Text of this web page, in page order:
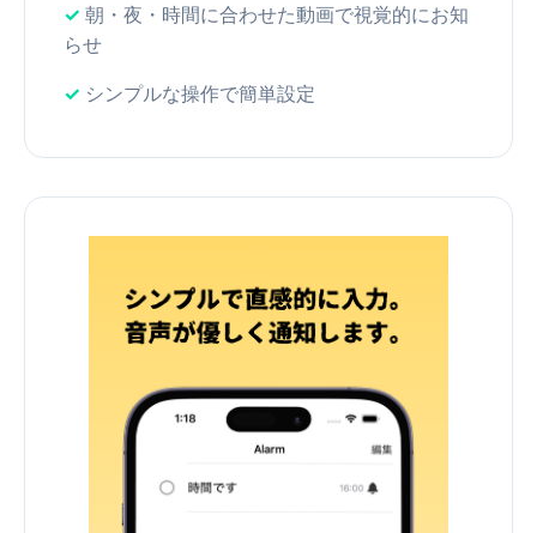
朝・夜・時間に合わせた動画で視覚的にお知
らせ
シンプルな操作で簡単設定